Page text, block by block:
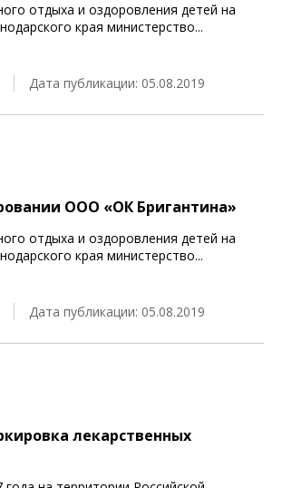
отдыха и оздоровления детей на
края министерство...
Дата публикации: 05.08.2019
ООО «ОК Бригантина»
отдыха и оздоровления детей на
края министерство...
Дата публикации: 05.08.2019
лекарственных